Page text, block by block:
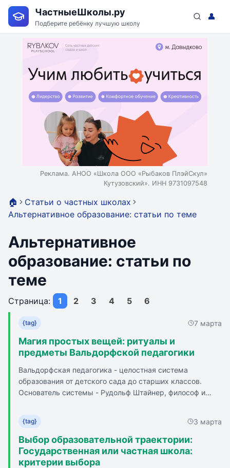
ЧастныеШколы.ру
Подберите ребёнку лучшую школу
👤
Реклама. АНОО «Школа ООО «Рыбаков ПлэйСкул»
Кутузовский». ИНН 9731097548
🏠
Статьи о частных школах
Альтернативное образование: статьи по теме
Альтернативное
образование: статьи по
теме
Страница: 1 2 3 4 5 6
{tag} 7 марта
Магия простых вещей: ритуалы и
предметы Вальдорфской педагогики
Вальдорфская педагогика - целостная система
образования от детского сада до старших классов.
Основатель системы - Рудольф Штайнер, философ и
существе, объединяющем материальное и духовное
начала. Вальдорфская педагогика ставит целью
гармоничное развитие личности. Система делится на
циклы, каждый из которых соответствует
определенному этапу развития ребенка. Обучение
{tag} 3 марта
Выбор образовательной траектории:
Государственная или частная школа:
критерии выбора